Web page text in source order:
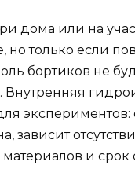
дома или на
но только если
бортиков не
Внутренняя
экспериментов:
зависит
материалов и срок